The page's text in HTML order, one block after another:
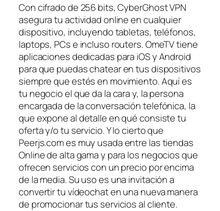
Con cifrado de 256 bits, CyberGhost VPN
asegura tu actividad online en cualquier
dispositivo, incluyendo tabletas, teléfonos,
laptops, PCs e incluso routers. OmeTV tiene
aplicaciones dedicadas para iOS y Android
para que puedas chatear en tus dispositivos
siempre que estés en movimiento. Aquí es
tu negocio el que da la cara y, la persona
encargada de la conversación telefónica, la
que expone al detalle en qué consiste tu
oferta y/o tu servicio. Y lo cierto que
Peerjs.com es muy usada entre las tiendas
Online de alta gama y para los negocios que
ofrecen servicios con un precio por encima
de la media. Su uso es una invitación a
convertir tu vídeochat en una nueva manera
de promocionar tus servicios al cliente.